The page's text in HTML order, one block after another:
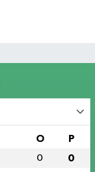
O P
0 0